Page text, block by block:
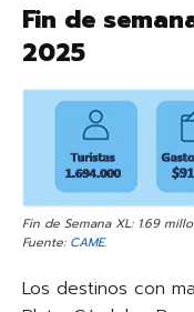
Fin de
2025
Fin de Semana XL: 1.69
Fuente: CAME.
Los destinos con